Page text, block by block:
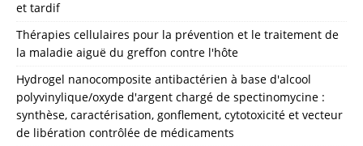
et tardif
Thérapies cellulaires pour la prévention et le traitement de
la maladie aiguë du greffon contre l'hôte
Hydrogel nanocomposite antibactérien à base d'alcool
polyvinylique/oxyde d'argent chargé de spectinomycine :
synthèse, caractérisation, gonflement, cytotoxicité et vecteur
de libération contrôlée de médicaments